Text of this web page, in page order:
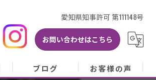
愛知県知事許可 第111148号
お問い合わせはこちら
ブログ お客様の声